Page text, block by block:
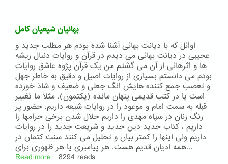
به
چه
معناست
بهائیان شیعیان کامل
اوائل که با دیانت بهائی آشنا شده بودم هر مطلب جدید و
عجیبی در دیانت بهائی می دیدم در قرآن و روایات دنبال ریشه
ها و اثرهائی از آن می گشتم من یک قرآن پژوه عاشق روایات
بودم می دانستم بسیاری از روایات اصیل و دقیق به خاطر جهل
و تعصب جمع کننده هایش انگ جعلی و ضعیف و شاذ خورده
است یا در کتب قدیمی پنهان مانده (یکتمون). مثلاً ما تغییر
قبله به سمت امام و موعود را در روایات شیعه داریم. حضور پر
رنگ زنان در سپاه مهدی را داریم حلال شدن برخی حرامها را
داریم ، کتاب جدید دین جدید و شریعت جدید را در روایات
داریم ولی اینها را کمتر بیان و تحلیل می کنند سنت کتمان در
همه ادیان قدیم هست. هر پیامبری یا هر ظهوری برای...
Read more about
8294 reads